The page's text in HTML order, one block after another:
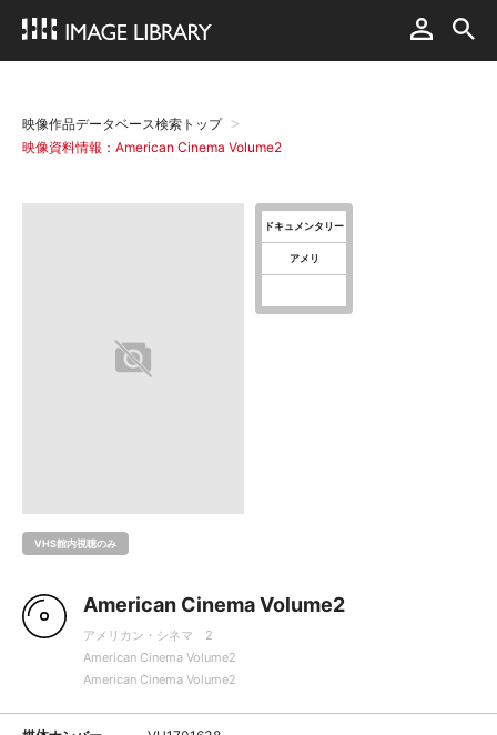
映像作品データベース検索トップ
映像資料情報：American Cinema Volume2
VHS館内視聴のみ
ドキュメンタリー
アメリ
American Cinema Volume2
アメリカン・シネマ 2
American Cinema Volume2
American Cinema Volume2